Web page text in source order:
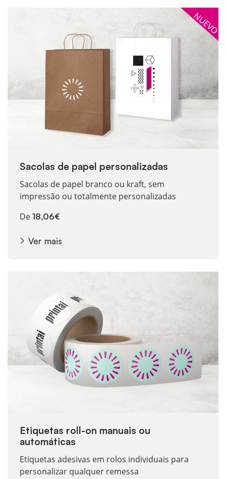
NUEVO
Sacolas de papel personalizadas
Sacolas de papel branco ou kraft, sem
impressão ou totalmente personalizadas
De 18,06€
Ver mais
Ver mais Sacolas de papel personalizadas
Etiquetas roll-on manuais ou
automáticas
Etiquetas adesivas em rolos individuais para
personalizar qualquer remessa
Ver mais Etiquetas roll-on manuais ou automáticas